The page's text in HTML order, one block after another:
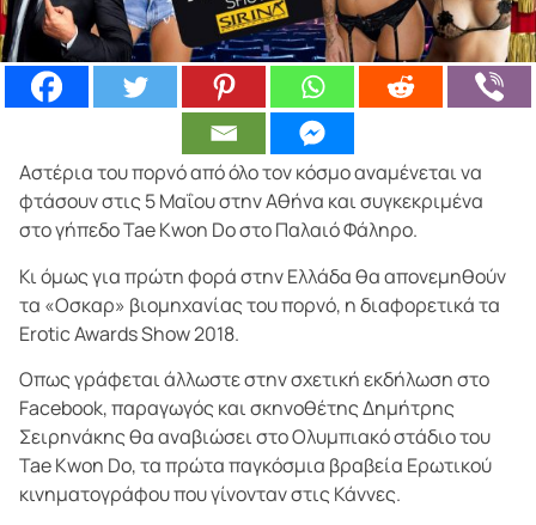
Αστέρια του πορνό από όλο τον κόσμο αναμένεται να
φτάσουν στις 5 Μαΐου στην Αθήνα και συγκεκριμένα
στο γήπεδο Tae Kwon Do στο Παλαιό Φάληρο.
Κι όμως για πρώτη φορά στην Ελλάδα θα απονεμηθούν
τα «Οσκαρ» βιομηχανίας του πορνό, η διαφορετικά τα
Erotic Awards Show 2018.
Οπως γράφεται άλλωστε στην σχετική εκδήλωση στο
Facebook, παραγωγός και σκηνοθέτης Δημήτρης
Σειρηνάκης θα αναβιώσει στο Ολυμπιακό στάδιο του
Tae Kwon Do, τα πρώτα παγκόσμια βραβεία Ερωτικού
κινηματογράφου που γίνονταν στις Κάννες.